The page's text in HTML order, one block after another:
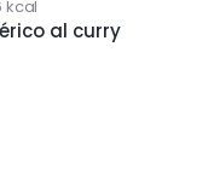
kcal
al curry